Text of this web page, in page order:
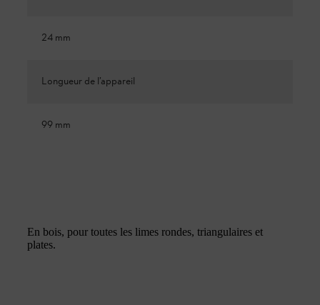
24 mm
Longueur de l’appareil
99 mm
En bois, pour toutes les limes rondes, triangulaires et
plates.